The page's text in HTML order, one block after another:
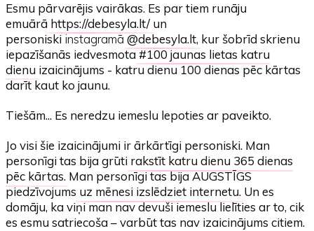
Esmu pārvarējis vairākas. Es par tiem runāju
emuārā https://debesyla.lt/ un
personiski instagramā@debesyla.lt, kur šobrīd skrienu
iepazīšanās iedvesmota #100 jaunas lietas katru
dienu izaicinājums - katru dienu 100 dienas pēc kārtas
darīt kaut ko jaunu.
Tiešām... Es neredzu iemeslu lepoties ar paveikto.
Jo visi šie izaicinājumi ir ārkārtīgi personiski. Man
personīgi tas bija grūti rakstīt katru dienu 365 dienas
pēc kārtas. Man personīgi tas bija AUGSTĪGS
piedzīvojums uz mēnesi izslēdziet internetu. Un es
domāju, ka viņi man nav devuši iemeslu lielīties ar to, cik
es esmu satriecoša – varbūt tas nav izaicinājums citiem.